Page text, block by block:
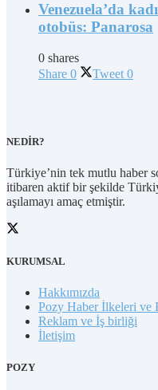
Venezuela’da
otobüs: Panarosa
0 shares
Share 0 Tweet 0
NEDİR?
Türkiye’nin tek mutlu haber
itibaren aktif bir şekilde
aşılamayı amaç etmiştir.
KURUMSAL
Hakkımızda
Pozy Haber İlkeleri ve
Reklam ve İş birliği
İletişim
POZY